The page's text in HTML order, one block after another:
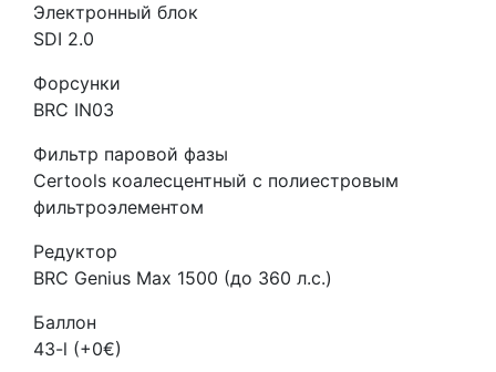
Электронный блок
SDI 2.0
Форсунки
BRC IN03
Фильтр паровой фазы
Certools коалесцентный с полиестровым
фильтроэлементом
Редуктор
BRC Genius Max 1500 (до 360 л.с.)
Баллон
43-l (+0€)